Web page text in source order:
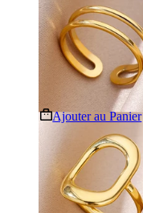
Ajouter au Panier
Ce
plusieurs
variations.
options